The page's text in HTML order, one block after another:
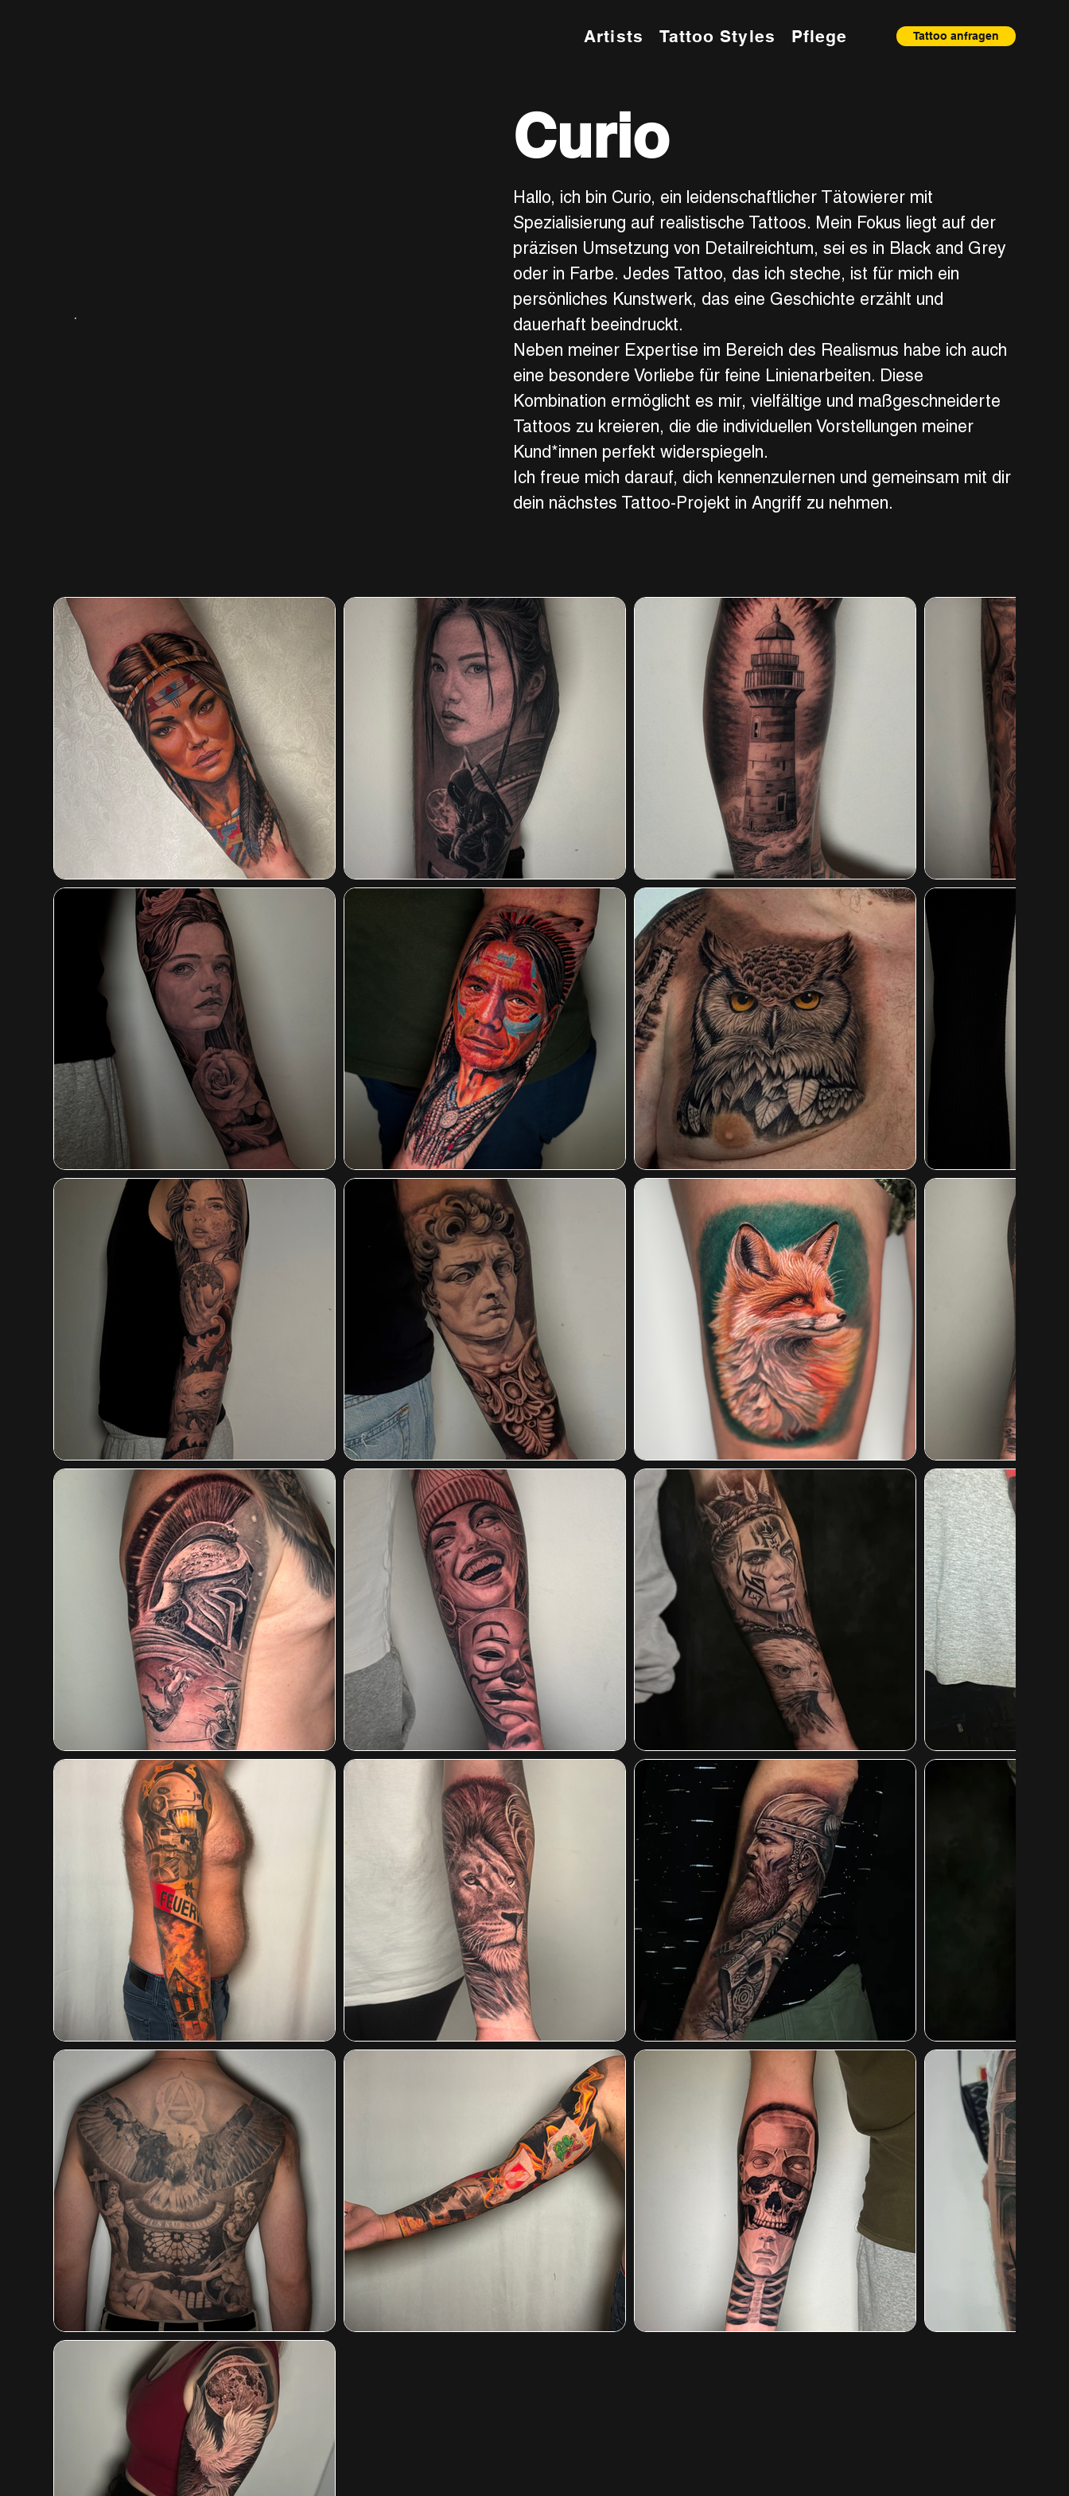
Artists Tattoo Styles Pflege Tattoo anfragen
Curio
Hallo, ich bin Curio, ein leidenschaftlicher Tätowierer mit
Spezialisierung auf realistische Tattoos. Mein Fokus liegt auf der
präzisen Umsetzung von Detailreichtum, sei es in Black and Grey
oder in Farbe. Jedes Tattoo, das ich steche, ist für mich ein
persönliches Kunstwerk, das eine Geschichte erzählt und
dauerhaft beeindruckt.
Neben meiner Expertise im Bereich des Realismus habe ich auch
eine besondere Vorliebe für feine Linienarbeiten. Diese
Kombination ermöglicht es mir, vielfältige und maßgeschneiderte
Tattoos zu kreieren, die die individuellen Vorstellungen meiner
Kund*innen perfekt widerspiegeln.
Ich freue mich darauf, dich kennenzulernen und gemeinsam mit dir
dein nächstes Tattoo-Projekt in Angriff zu nehmen.